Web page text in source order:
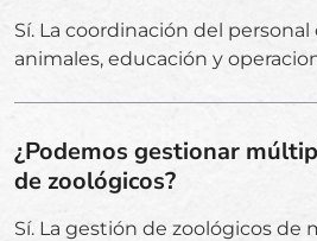
Sí. La coordinación del
animales, educación y
¿Podemos gestionar
de zoológicos?
Sí. La gestión de zoológicos de